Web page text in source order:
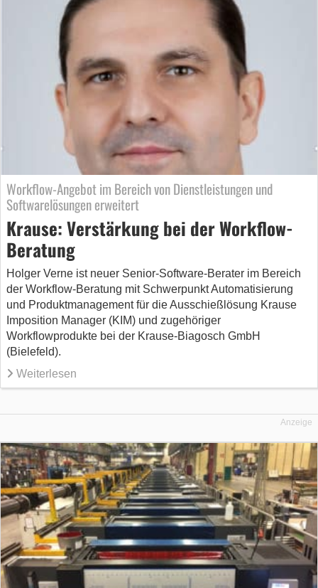
Workflow-Angebot im Bereich von Dienstleistungen und
Softwarelösungen erweitert
Krause: Verstärkung bei der Workflow-
Beratung
Holger Verne ist neuer Senior-Software-Berater im Bereich
der Workflow-Beratung mit Schwerpunkt Automatisierung
und Produktmanagement für die Ausschießlösung Krause
Imposition Manager (KIM) und zugehöriger
Workflowprodukte bei der Krause-Biagosch GmbH
(Bielefeld).
Weiterlesen
Anzeige